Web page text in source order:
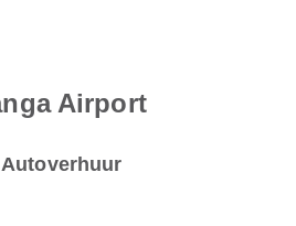
Airport
Autoverhuur